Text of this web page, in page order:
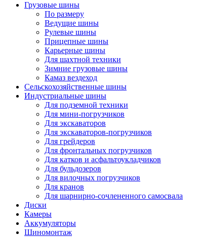
Грузовые шины
По размеру
Ведущие шины
Рулевые шины
Прицепные шины
Карьерные шины
Для шахтной техники
Зимние грузовые шины
Камаз вездеход
Сельскохозяйственные шины
Индустриальные шины
Для подземной техники
Для мини-погрузчиков
Для экскаваторов
Для экскаваторов-погрузчиков
Для грейдеров
Для фронтальных погрузчиков
Для катков и асфальтоукладчиков
Для бульдозеров
Для вилочных погрузчиков
Для кранов
Для шарнирно-сочлененного самосвала
Диски
Камеры
Аккумуляторы
Шиномонтаж